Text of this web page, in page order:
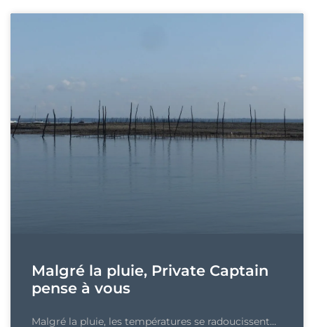
Malgré la pluie, Private Captain
pense à vous
Malgré la pluie, les températures se radoucissent…